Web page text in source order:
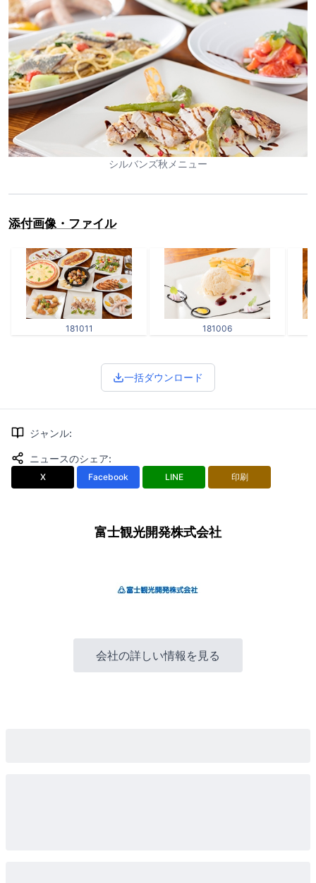
シルバンズ秋メニュー
添付画像・ファイル
181011 181006
一括ダウンロード
ジャンル:
ニュースのシェア:
X Facebook LINE 印刷
富士観光開発株式会社
会社の詳しい情報を見る